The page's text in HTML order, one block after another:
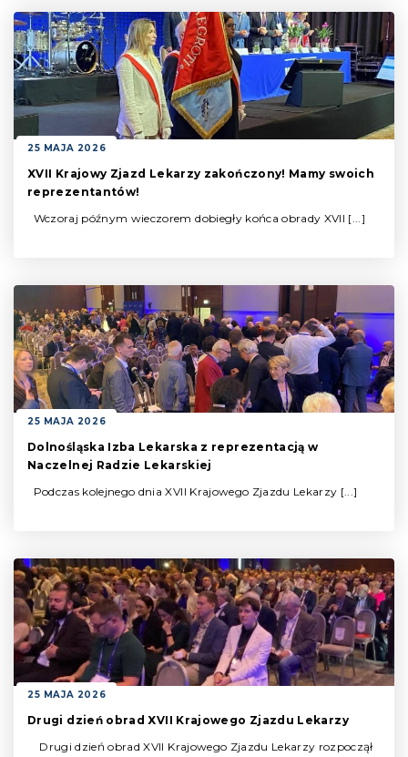
25 MAJA 2026
XVII Krajowy Zjazd Lekarzy zakończony! Mamy swoich
reprezentantów!
Wczoraj późnym wieczorem dobiegły końca obrady XVII [...]
25 MAJA 2026
Dolnośląska Izba Lekarska z reprezentacją w
Naczelnej Radzie Lekarskiej
Podczas kolejnego dnia XVll Krajowego Zjazdu Lekarzy [...]
25 MAJA 2026
Drugi dzień obrad XVII Krajowego Zjazdu Lekarzy
Drugi dzień obrad XVII Krajowego Zjazdu Lekarzy rozpoczął